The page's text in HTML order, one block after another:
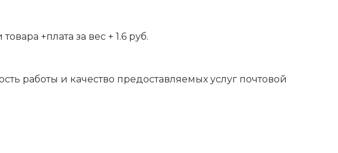
+плата за вес + 1.6 руб.
работы и качество предоставляемых услуг почтовой